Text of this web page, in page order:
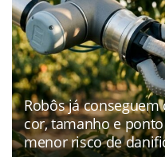
Robôs já
cor, tamanho e
menor risco de